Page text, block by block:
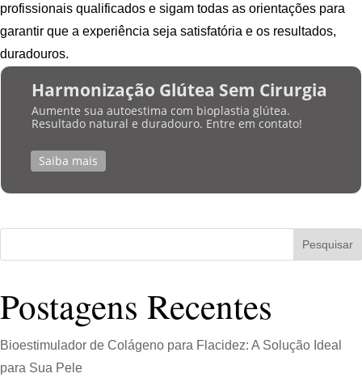
profissionais qualificados e sigam todas as orientações para
garantir que a experiência seja satisfatória e os resultados,
duradouros.
Harmonização Glútea Sem Cirurgia
Aumente sua autoestima com bioplastia glútea.
Resultado natural e duradouro. Entre em contato!
Saiba mais
Pesquisar
Postagens Recentes
Bioestimulador de Colágeno para Flacidez: A Solução Ideal
para Sua Pele